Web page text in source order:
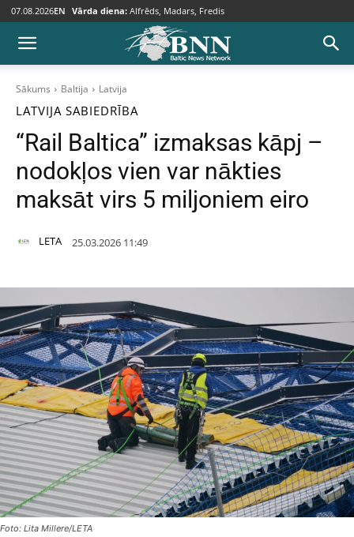
07.08.2026EN Vārda diena: Alfrēds, Madars, Fredis
Sākums Baltija Latvija
LATVIJA SABIEDRĪBA
“Rail Baltica” izmaksas kāpj –
nodokļos vien var nākties
maksāt virs 5 miljoniem eiro
LETA 25.03.2026 11:49
Foto: Lita Millere/LETA